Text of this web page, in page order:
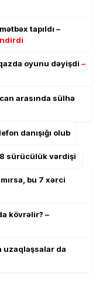
tapıldı –
oyunu dəyişdi –
arasında sülhə
danışığı olub
sürücülük vərdişi
bu 7 xərci
kövrəlir? –
uzaqlaşsalar da